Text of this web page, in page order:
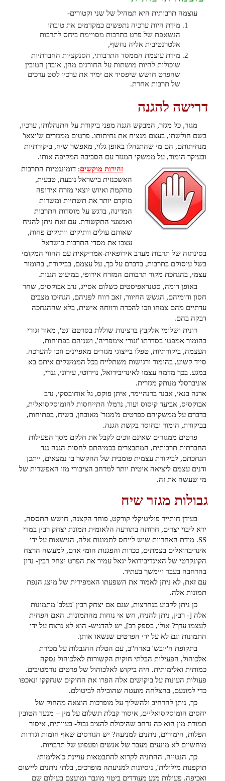
עוצמה תרבותית היא תמהיל של שני וקטורים-
מידת היות ערכיה נתפשים כמקדמים את טובתו
הנשאפת של פרט בתרבות מסויימת ביחס לתרבות
אלטרנטיבית אליה נחשף,
מידת עוצמת הממסד התרבותי, הסנקציות החברתיות
שיכולות להיות מושתות על החורגים מהן, אובדן הטובין
שהפרט חושש שיפסיד אם ימיר את ערכיו לסט ערכים
של תרבות אחרת.
דרישה להגנה
מגזר, כל מגזר, המבקש הגנה מפני ביקורת על התנהלותו, ערכיו,
בשם חולשתו, בעצם מנציח את נחיתותו. פרטים ממגזרים ש'יצאו'
מנחיתותם, הם מי שהתנהלו באופן גלוי, מאפשר שיח, ביקורתיות
ובעיקר הומור, על ממשקי המגזר עם הסביבה המקיפה אותו.
זהירות מוקשים: דומיננטיות התרבות
האשכנזית בישראל נובעת, טבעית,
מהקמת ואיוש יוצאי מזרח אירופה
מוקדם יותר את תשתיות ומשרות
המדינה, בדגש על מוסדות התרבות
ואמצעי התקשורת. עם זאת ניתן להניח
שאותם עולים וותיקים וותיקים פחות,
עצבו את מסדי התרבות בישראל
בסינתזה של תרבות מערב אירופאית-אמריקאית עם ההווי המקומי
בשל עיסוקם בתרבות, בדברם על כך, על עצמם, בביקורת, בהומור
עצמי, בהגחכת מקור תרבותם המזרח אירופי, במיעוט הגנות.
באופן דומה, סטנדאפיסטים כשלום אסייג, נדב אבוקסיס, שחר
חסון ודומיהם, הגשש החיוור, זאב רווח לפניהם, הגחיכו מצבים
עדתיים מהם צמחו וזכו להכרה ורווחה אישית, בלא שההגחכה
דבקה בהם.
רונית ושלומי אלקבץ ברצינות שוללת בסרטם 'גט', מאור זגורי
בהומור אמפטי בסדרתו 'זגורי אימפריה', ושניהם בפתיחות,
העצמה, ביקורתיות, טפלו בייצוגי מגזרים מאפיינים וזכו להערכה.
סייד קשוע, בהומור ורגישות משתלייח בכל הממשקים איתם בא
במגע. בכך מדמה עצמו לאינדיבידואל, נוירוטי, עירוני, גנרי,
אוניברסלי מנותק מגזרית.
ארנה בנאי, אבנר ברנהיימר, איתן פוקס, גל אוחובסקי, נדב
אבוקסיס, אביעד קיסוס ועוד, נרמלו התייחסות להומוסקסואלית,
בדברם על ממשקיהם כפרטים מ'מגזר' מאובחן, בשיח, בפתיחות,
בביקורת, הומור ובחוסר בקשת הגנה.
פרטים ממגזרים שאינם זוכים לקבל את חלקם מסך הפעילות
החברתית תרבותית, המתבצרים בכמיהתם לחסות הגנה נגד
הגחכתם, לביקורת עצמית פומבית של ההקשר בו נמצאים, ייתכן
ודנים עצמם ליציאה איטית יותר למרחב הציבורי מזו האפשרית של
מי שעשה את זה.
גבולות מגזר שיח
בעידן חותייר פוליטיקלי קורקט, פוחד הקצנה, חושש התססה,
ירא ליבוי יצרים, חרותה בתודעה הלאומית תמונת יצחק רבין במדי
SS. מידת האחריות שיש לייחס לתמונות אלה, הנישאות על ידי
אינדיבדואלים בצמתים, ככרות והפגנות הומי אדם, למעשה הרצח
הקונקרטי של האינדיבידואל יגאל עמיר את הפרט יצחק רבין- נדון
בהרחבה בעבר ויימשך בעתיד.
עם זאת, לא ניתן לאמוד את השפעתו האמפירית של מיצג הנפת
תמונות אלה.
כן ניתן לקבוע בנחרצות, שגם אם יצחק רבין 'נעלב' מתמונות
אלה [- רבין, ניתן להניח, חש אי נוחות מהתמונות. האם הפחית
לעצמו ערך? אולי, בספק רב], יש להדגיש- הוא לא נרצח על ידי
התמונות וגם לא על ידי הפרטים שנשאו אותן.
בתקופת ה'יובש' בארה"ב, עם הטלת ההגבלות על מכירת
אלכוהול, הפעילות הבלתי חוקית הקשורות לאלכוהול נסקה
כמותית ואלימותית. היה ביקוש לאלכוהול של פרטים נורמטיבים.
פעולות העונות על ביקושים אלה הפרו את החוקים שנחקקו ונאכפו
כדי למונעם, בהצלחה מועטה שהובילה לביטולם.
כך, ניתן להרחיב ולהשליך על מופרכות הוצאה מהחוק של
יחסים הומוסקסואליים, איסור קבלת תשלום על מין – מנעד הטובין
תמורת מין הוא כה נרחב שהיכולת להציב גבול- בעייתית, איסור
הפלות, הימורים, ניתנים למניעה? יש הגורסים שאף חומות וגדרות
מוחשיים לא מונעים מעבר של אנשים ופעפוע של תרבויות.
כך, הנטייה, ההתניה לקרוא להתבטאות עויינת כ'אלימות/
תוקפנות מילולית', ניסיונות למניעתה מופרכים, בלתי ניתנים ליישום
ואכיפה. פעולות מנע מעודדים ביטוי מוגבר ומועצם בעילום שם